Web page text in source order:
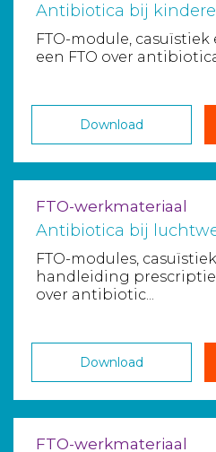
Antibiotica bij
FTO-module,
een FTO over
Download
FTO-werkmateriaal
Antibiotica bij
FTO-modules,
handleiding
over antibiotic...
Download
FTO-werkmateriaal